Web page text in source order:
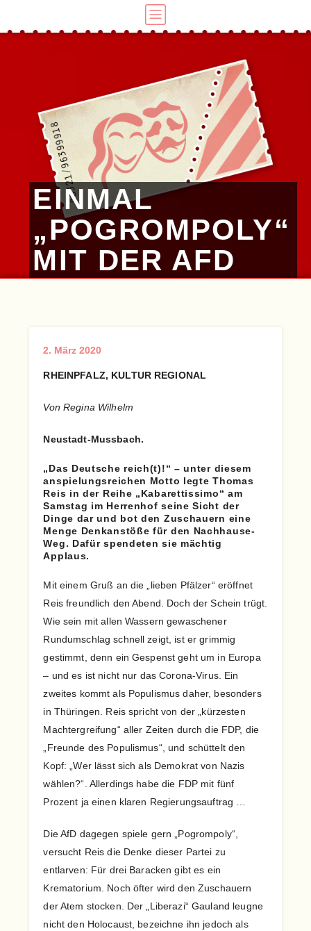
EINMAL
„POGROMPOLY“
MIT DER AFD
2. März 2020
RHEINPFALZ, KULTUR REGIONAL
Von Regina Wilhelm
Neustadt-Mussbach.
„Das Deutsche reich(t)!“ – unter diesem
anspielungsreichen Motto legte Thomas
Reis in der Reihe „Kabarettissimo“ am
Samstag im Herrenhof seine Sicht der
Dinge dar und bot den Zuschauern eine
Menge Denkanstöße für den Nachhause-
Weg. Dafür spendeten sie mächtig
Applaus.
Mit einem Gruß an die „lieben Pfälzer“ eröffnet
Reis freundlich den Abend. Doch der Schein trügt.
Wie sein mit allen Wassern gewaschener
Rundumschlag schnell zeigt, ist er grimmig
gestimmt, denn ein Gespenst geht um in Europa
– und es ist nicht nur das Corona-Virus. Ein
zweites kommt als Populismus daher, besonders
in Thüringen. Reis spricht von der „kürzesten
Machtergreifung“ aller Zeiten durch die FDP, die
„Freunde des Populismus“, und schüttelt den
Kopf: „Wer lässt sich als Demokrat von Nazis
wählen?“. Allerdings habe die FDP mit fünf
Prozent ja einen klaren Regierungsauftrag …
Die AfD dagegen spiele gern „Pogrompoly“,
versucht Reis die Denke dieser Partei zu
entlarven: Für drei Baracken gibt es ein
Krematorium. Noch öfter wird den Zuschauern
der Atem stocken. Der „Liberazi“ Gauland leugne
nicht den Holocaust, bezeichne ihn jedoch als